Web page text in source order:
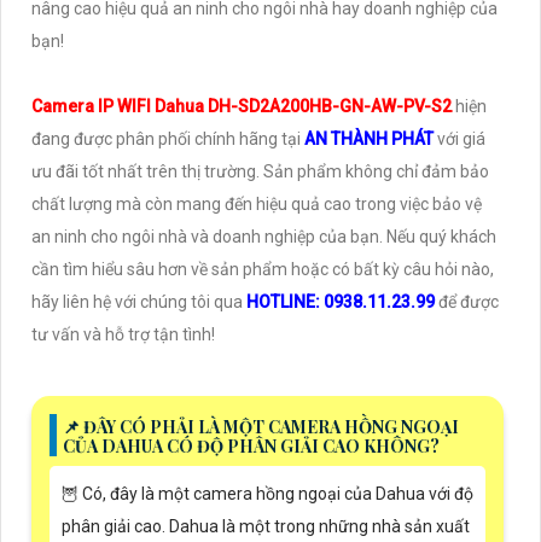
nâng cao hiệu quả an ninh cho ngôi nhà hay doanh nghiệp của
bạn!
Camera IP WIFI Dahua DH-SD2A200HB-GN-AW-PV-S2hiện
đang được phân phối chính hãng tại AN THÀNH PHÁTvới giá
ưu đãi tốt nhất trên thị trường. Sản phẩm không chỉ đảm bảo
chất lượng mà còn mang đến hiệu quả cao trong việc bảo vệ
an ninh cho ngôi nhà và doanh nghiệp của bạn. Nếu quý khách
cần tìm hiểu sâu hơn về sản phẩm hoặc có bất kỳ câu hỏi nào,
hãy liên hệ với chúng tôi qua HOTLINE: 0938.11.23.99để được
tư vấn và hỗ trợ tận tình!
📌 ĐÂY CÓ PHẢI LÀ MỘT CAMERA HỒNG NGOẠI
CỦA DAHUA CÓ ĐỘ PHÂN GIẢI CAO KHÔNG?
🦉 Có, đây là một camera hồng ngoại của Dahua với độ
phân giải cao. Dahua là một trong những nhà sản xuất